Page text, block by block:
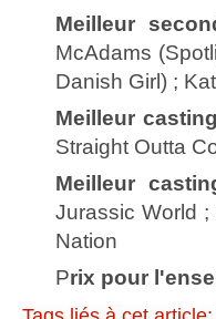
Meilleur
McAdams
Danish Girl) ;
Meilleur
Straight Outta
Meilleur
Jurassic World
Nation
Prix pour